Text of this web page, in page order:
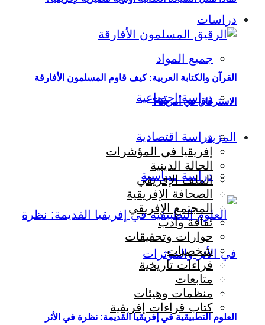
دراسات
جميع المواد
دراسة اجتماعية
دراسة اقتصادية
دراسة سياسية
العلوم التطبيقية في إفريقيا القديمة: نظرة في الأثر
القرآن والكتابة العربية: كيف قاوم المسلمون الأفارقة
الاسترقاق في أمريكا؟
المزيد
إفريقيا في المؤشرات
الحالة الدينية
الملف الإفريقي
الصحافة الإفريقية
المجتمع الإفريقي
ثقافة وأدب
حوارات وتحقيقات
شخصيات
قراءات تاريخية
متابعات
منظمات وهيئات
كتاب قراءات إفريقية